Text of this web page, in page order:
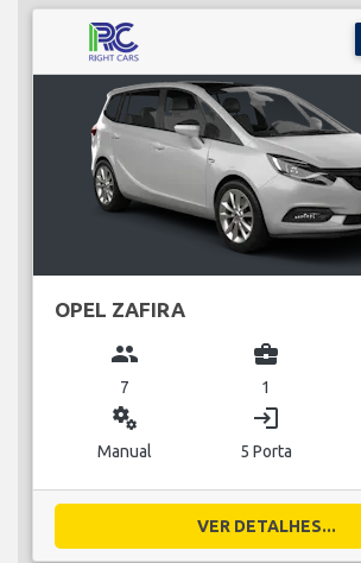
OPEL ZAFIRA
group
7
business_center
1
miscellaneous_services
Manual
login
5 Porta
VER DETALHES...